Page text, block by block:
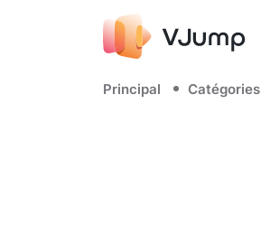
Principal Catégories